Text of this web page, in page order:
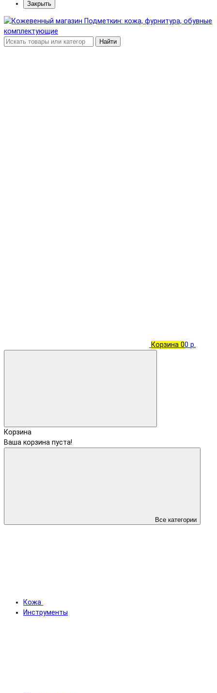
Закрыть
Найти
Корзина 00 р.
Корзина
Ваша корзина пуста!
Все категории
Кожа
Инструменты